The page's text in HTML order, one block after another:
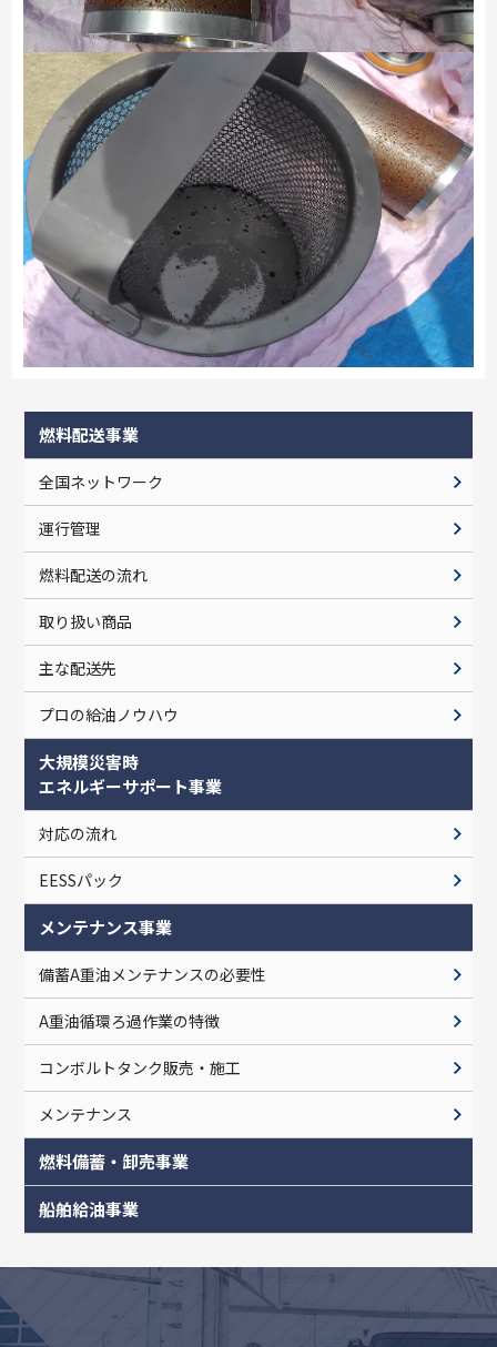
燃料配送事業
全国ネットワーク
運行管理
燃料配送の流れ
取り扱い商品
主な配送先
プロの給油ノウハウ
大規模災害時
エネルギーサポート事業
対応の流れ
EESSパック
メンテナンス事業
備蓄A重油メンテナンスの必要性
A重油循環ろ過作業の特徴
コンボルトタンク販売・施工
メンテナンス
燃料備蓄・卸売事業
船舶給油事業